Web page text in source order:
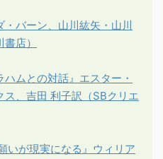
・バーン、山川紘矢・山川
店）
ムとの対話』エスター・
ス、吉田 利子訳（SBクリエ
いが現実になる』ウィリア